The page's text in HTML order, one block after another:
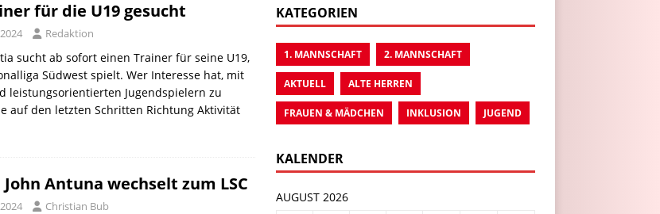
für die U19 gesucht
Redaktion
sucht ab sofort einen Trainer für seine U19,
Südwest spielt. Wer Interesse hat, mit
leistungsorientierten Jugendspielern zu
auf den letzten Schritten Richtung Aktivität
John Antuna wechselt zum LSC
Christian Bub
KATEGORIEN
1. MANNSCHAFT 2. MANNSCHAFT
AKTUELL ALTE HERREN
FRAUEN & MÄDCHEN INKLUSION JUGEND
KALENDER
AUGUST 2026